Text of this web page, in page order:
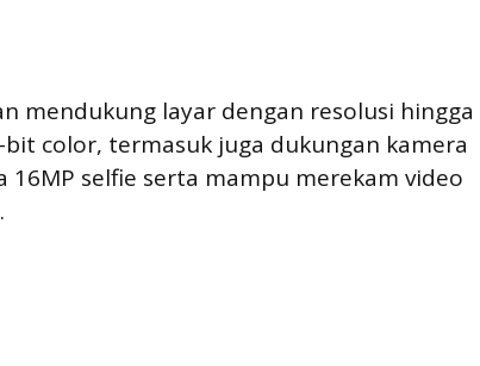
mendukung layar dengan resolusi hingga
color, termasuk juga dukungan kamera
16MP selfie serta mampu merekam video